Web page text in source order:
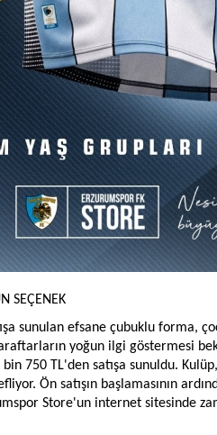
SEÇENEK
sunulan efsane çubuklu forma,
yoğun ilgi göstermesi
750 TL'den satışa sunuldu.
Ön satışın başlamasının
Store'un internet sitesinde